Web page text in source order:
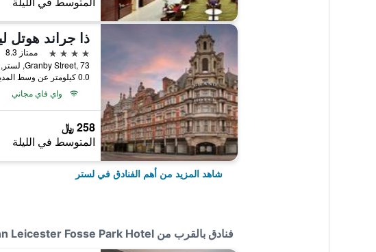
4 نجوم
ممتاز 8.3
Granby Street, 73, لستر, المملكة المتحدة
0.0 كيلومتر عن وسط المدينة
واي فاي مجاني
258 ﷼
المتوسط في الليلة
شاهد المزيد من أهم الفنادق في لستر
فنادق بالقرب من Premier Inn Leicester Fosse Park Hotel